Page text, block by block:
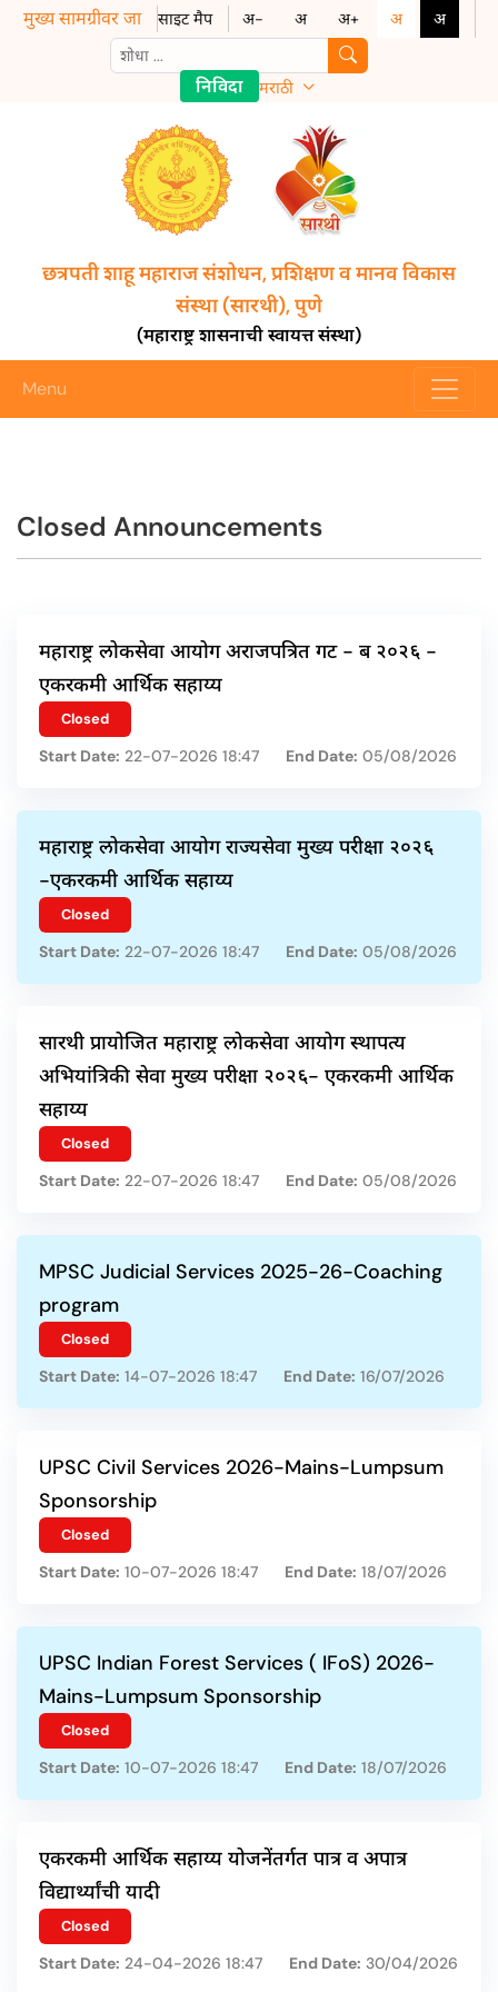
मुख्य सामग्रीवर जा साइट मैप अ- अ अ+ अ अ
निविदा मराठी
छत्रपती शाहू महाराज संशोधन, प्रशिक्षण व मानव विकास
संस्था (सारथी), पुणे
(महाराष्ट्र शासनाची स्वायत्त संस्था)
Menu
Closed Announcements
महाराष्ट्र लोकसेवा आयोग अराजपत्रित गट - ब २०२६ -
एकरकमी आर्थिक सहाय्य
Closed
Start Date: 22-07-2026 18:47 End Date: 05/08/2026
महाराष्ट्र लोकसेवा आयोग राज्यसेवा मुख्य परीक्षा २०२६
-एकरकमी आर्थिक सहाय्य
Closed
Start Date: 22-07-2026 18:47 End Date: 05/08/2026
सारथी प्रायोजित महाराष्ट्र लोकसेवा आयोग स्थापत्य
अभियांत्रिकी सेवा मुख्य परीक्षा २०२६- एकरकमी आर्थिक
सहाय्य
Closed
Start Date: 22-07-2026 18:47 End Date: 05/08/2026
MPSC Judicial Services 2025-26-Coaching
program
Closed
Start Date: 14-07-2026 18:47 End Date: 16/07/2026
UPSC Civil Services 2026-Mains-Lumpsum
Sponsorship
Closed
Start Date: 10-07-2026 18:47 End Date: 18/07/2026
UPSC Indian Forest Services ( IFoS) 2026-
Mains-Lumpsum Sponsorship
Closed
Start Date: 10-07-2026 18:47 End Date: 18/07/2026
एकरकमी आर्थिक सहाय्य योजनेंतर्गत पात्र व अपात्र
विद्यार्थ्यांची यादी
Closed
Start Date: 24-04-2026 18:47 End Date: 30/04/2026